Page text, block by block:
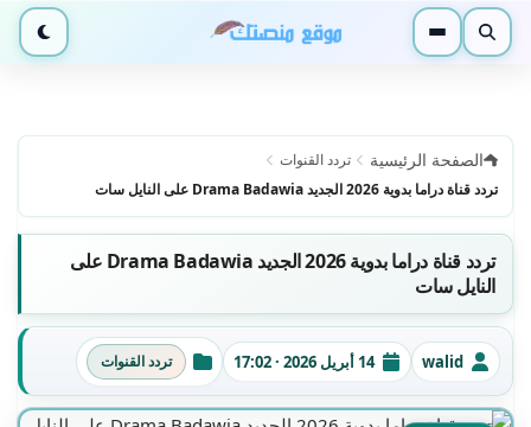
بحث القائمة الوضع
الصفحة الرئيسية
تردد القنوات
تردد قناة دراما بدوية 2026 الجديد Drama Badawia على النايل سات
تردد قناة دراما بدوية 2026 الجديد Drama Badawia على
النايل سات
الكاتبwalid تاريخ النشر
14 أبريل 2026 · 17:02 التصنيفاتتردد القنوات